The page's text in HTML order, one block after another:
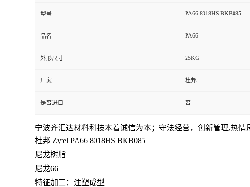
型号 PA66 8018HS BKB085
品名 PA66
外形尺寸 25KG
厂家 杜邦
是否进口 否
宁波齐汇达材料科技本着诚信为本；守法经营，创新管理,热
杜邦 Zytel PA66 8018HS BKB085
尼龙树脂
尼龙66
特征加工：注塑成型